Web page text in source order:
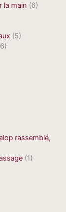
la main (6)
(5)
rassemblé,
(1)